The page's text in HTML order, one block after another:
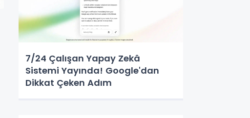
7/24 Çalışan Yapay Zekâ
Sistemi Yayında! Google'dan
Dikkat Çeken Adım